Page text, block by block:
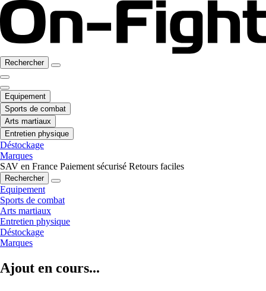
Rechercher
Equipement
Sports de combat
Arts martiaux
Entretien physique
Déstockage
Marques
SAV en France Paiement sécurisé Retours faciles
Rechercher
Equipement
Sports de combat
Arts martiaux
Entretien physique
Déstockage
Marques
Ajout en cours...